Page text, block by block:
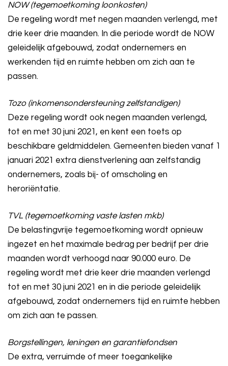
NOW (tegemoetkoming loonkosten)
De regeling wordt met negen maanden verlengd, met
drie keer drie maanden. In die periode wordt de NOW
geleidelijk afgebouwd, zodat ondernemers en
werkenden tijd en ruimte hebben om zich aan te
passen.
Tozo (inkomensondersteuning zelfstandigen)
Deze regeling wordt ook negen maanden verlengd,
tot en met 30 juni 2021, en kent een toets op
beschikbare geldmiddelen. Gemeenten bieden vanaf 1
januari 2021 extra dienstverlening aan zelfstandig
ondernemers, zoals bij- of omscholing en
heroriëntatie.
TVL (tegemoetkoming vaste lasten mkb)
De belastingvrije tegemoetkoming wordt opnieuw
ingezet en het maximale bedrag per bedrijf per drie
maanden wordt verhoogd naar 90.000 euro. De
regeling wordt met drie keer drie maanden verlengd
tot en met 30 juni 2021 en in die periode geleidelijk
afgebouwd, zodat ondernemers tijd en ruimte hebben
om zich aan te passen.
Borgstellingen, leningen en garantiefondsen
De extra, verruimde of meer toegankelijke